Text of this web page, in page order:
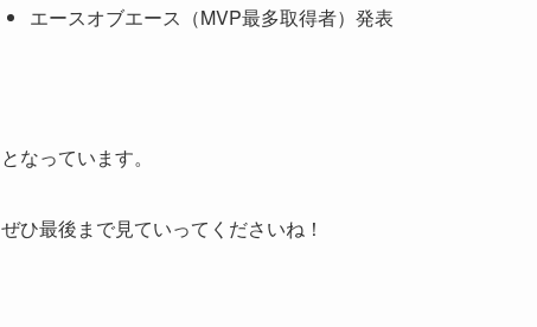
エースオブエース（MVP最多取得者）発表
となっています。
ぜひ最後まで見ていってくださいね！